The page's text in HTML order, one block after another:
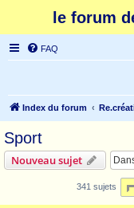
le forum
FAQ
Index du forum
Sport
Nouveau sujet
341 sujets